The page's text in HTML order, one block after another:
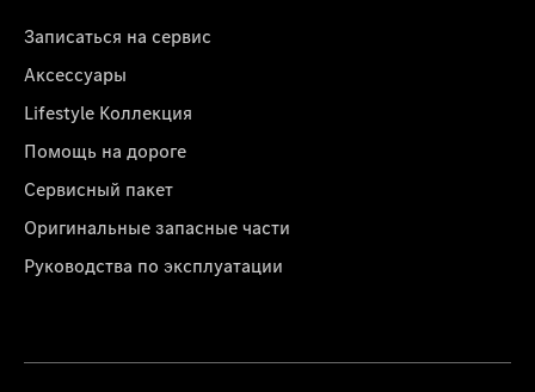
Записаться на сервис
Аксессуары
Lifestyle Коллекция
Помощь на дороге
Сервисный пакет
Оригинальные запасные части
Руководства по эксплуатации